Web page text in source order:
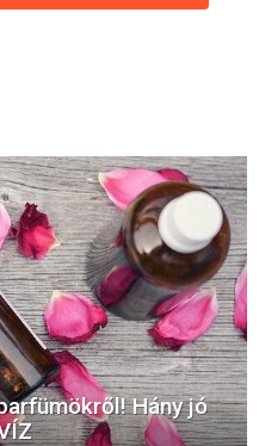
Hány jó